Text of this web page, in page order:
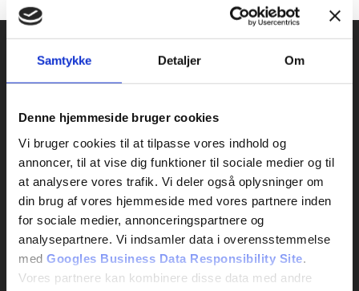
Samtykke Detaljer Om
Denne hjemmeside bruger cookies
Vi bruger cookies til at tilpasse vores indhold og
annoncer, til at vise dig funktioner til sociale medier og til
at analysere vores trafik. Vi deler også oplysninger om
din brug af vores hjemmeside med vores partnere inden
for sociale medier, annonceringspartnere og
analysepartnere. Vi indsamler data i overensstemmelse
med Googles Business Data Responsibility Site
Vores partnere kan kombinere disse data med andre
KONTAKT OS
Industrial Climbing
Kontor og værksted:
Glerupvej 11B
2610 Rødovre
Lager:
Brændmosevej 6
2690 Karlslunde
CVR: 41475323
20 68 38 29
YDELSER
Fugearbejde
Murerarbejde
Andre ydelser
Referencer